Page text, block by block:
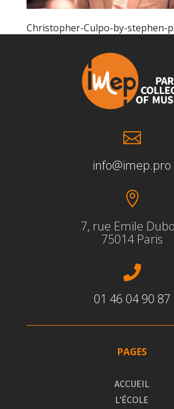
Christopher-Culpo-by-stephen-

info@imep.pro

7, rue Emile
75014 Paris

01 46 04 90 87
PAGES
ACCUEIL
L'ÉCOLE